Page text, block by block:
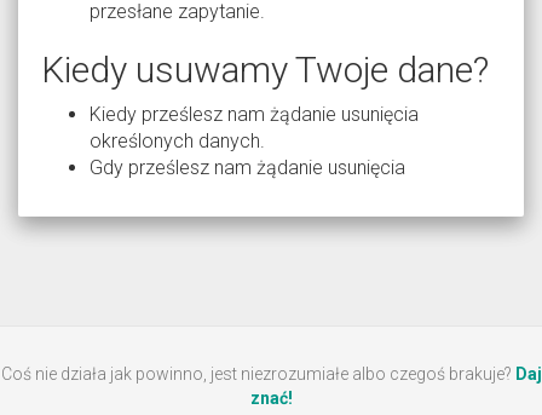
przesłane zapytanie.
Kiedy usuwamy Twoje dane?
Kiedy prześlesz nam żądanie usunięcia
określonych danych.
Gdy prześlesz nam żądanie usunięcia
Coś nie działa jak powinno, jest niezrozumiałe albo czegoś brakuje? Daj
znać!